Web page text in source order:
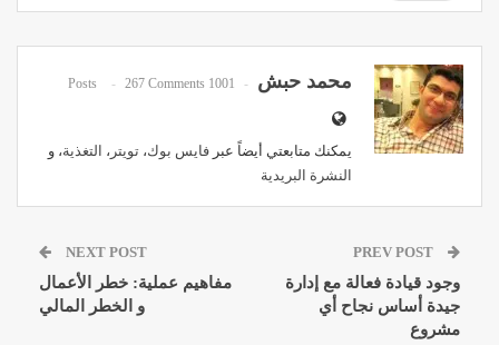
محمد حبش 1001 Posts
267 Comments
يمكنك متابعتي أيضاً عبر فايس بوك، تويتر ، التغذية، و
النشرة البريدية
وجود قيادة فعالة مع إدارة
جيدة أساس نجاح أي
مشروع
NEXT POST
مفاهيم عملية: خطر الأعمال
و الخطر المالي